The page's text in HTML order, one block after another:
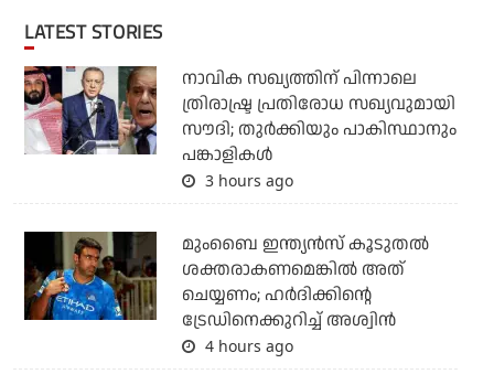
LATEST STORIES
നാവിക സഖ്യത്തിന് പിന്നാലെ
ത്രിരാഷ്ട്ര പ്രതിരോധ സഖ്യവുമായി
സൗദി; തുര്‍ക്കിയും പാകിസ്ഥാനും
പങ്കാളികള്‍
3 hours ago
മുംബൈ ഇന്ത്യന്‍സ് കൂടുതല്‍
ശക്തരാകണമെങ്കില്‍ അത്
ചെയ്യണം; ഹര്‍ദിക്കിന്റെ
ട്രേഡിനെക്കുറിച്ച് അശ്വിന്‍
4 hours ago